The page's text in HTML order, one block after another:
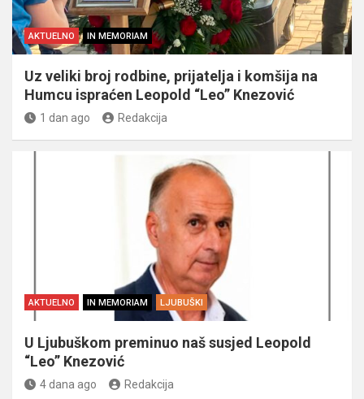
AKTUELNO IN MEMORIAM
Uz veliki broj rodbine, prijatelja i komšija na
Humcu ispraćen Leopold “Leo” Knezović
1 dan ago Redakcija
AKTUELNO IN MEMORIAM LJUBUŠKI
U Ljubuškom preminuo naš susjed Leopold
“Leo” Knezović
4 dana ago Redakcija